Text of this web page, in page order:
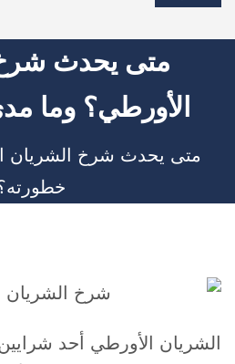
متى يحدث
الأورطي؟ وما
متى يحدث شرخ الشريان
الشريان الأورطي أحد